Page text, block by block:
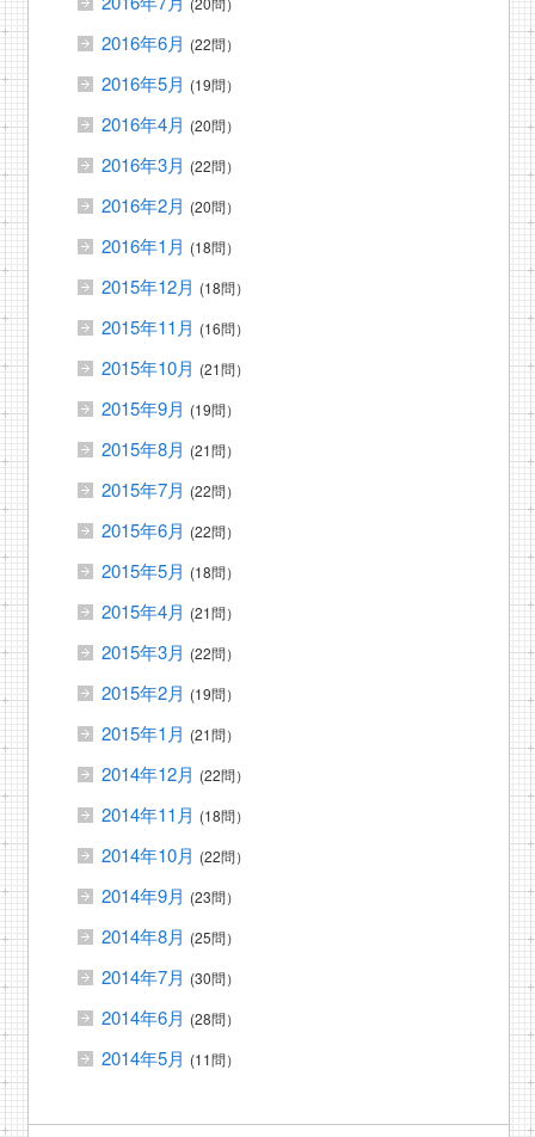
2016年6月 (22問）
2016年5月 (19問）
2016年4月 (20問）
2016年3月 (22問）
2016年2月 (20問）
2016年1月 (18問）
2015年12月 (18問）
2015年11月 (16問）
2015年10月 (21問）
2015年9月 (19問）
2015年8月 (21問）
2015年7月 (22問）
2015年6月 (22問）
2015年5月 (18問）
2015年4月 (21問）
2015年3月 (22問）
2015年2月 (19問）
2015年1月 (21問）
2014年12月 (22問）
2014年11月 (18問）
2014年10月 (22問）
2014年9月 (23問）
2014年8月 (25問）
2014年7月 (30問）
2014年6月 (28問）
2014年5月 (11問）